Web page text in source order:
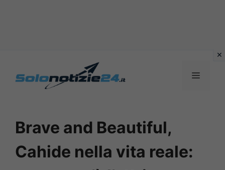
MENU
Brave and Beautiful,
Cahide nella vita reale: